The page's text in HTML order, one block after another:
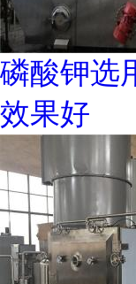
磷酸钾选
效果好